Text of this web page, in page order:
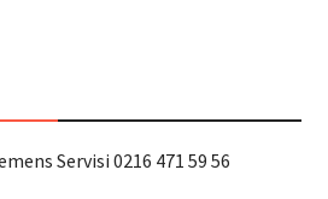
Servisi 0216 471 59 56